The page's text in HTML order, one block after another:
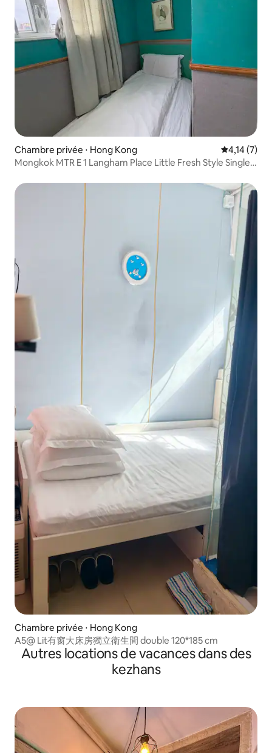
Chambre privée ⋅ Hong Kong Évaluation
4,14 (7)
Mongkok MTR E 1 Langham Place Little Fresh Style Single
Chambre privée ⋅ Hong Kong
A5@ Lit有窗大床房獨立衛生間 double 120*185 cm
Autres locations de vacances dans des
kezhans